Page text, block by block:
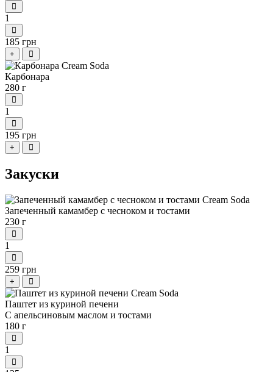
1
185 грн
+
Карбонара
280 г
1
195 грн
+
Закуски
Запеченный камамбер с чесноком и тостами
230 г
1
259 грн
+
Паштет из куриной печени
С апельсиновым маслом и тостами
180 г
1